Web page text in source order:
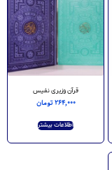
قرآن وزیری نفیس
۲۶۴,۰۰۰ تومان
اطلاعات بیشتر